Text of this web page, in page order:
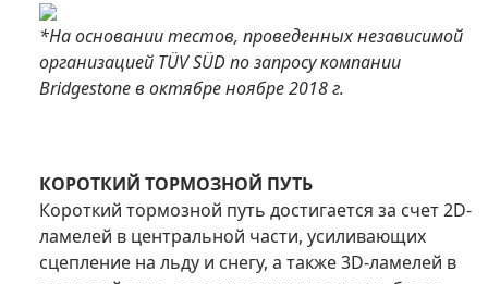
*На основании тестов, проведенных независимой
организацией TÜV SÜD по запросу компании
Bridgestone в октябре ноябре 2018 г.
КОРОТКИЙ ТОРМОЗНОЙ ПУТЬ
Короткий тормозной путь достигается за счет 2D-
ламелей в центральной части, усиливающих
сцепление на льду и снегу, а также 3D-ламелей в